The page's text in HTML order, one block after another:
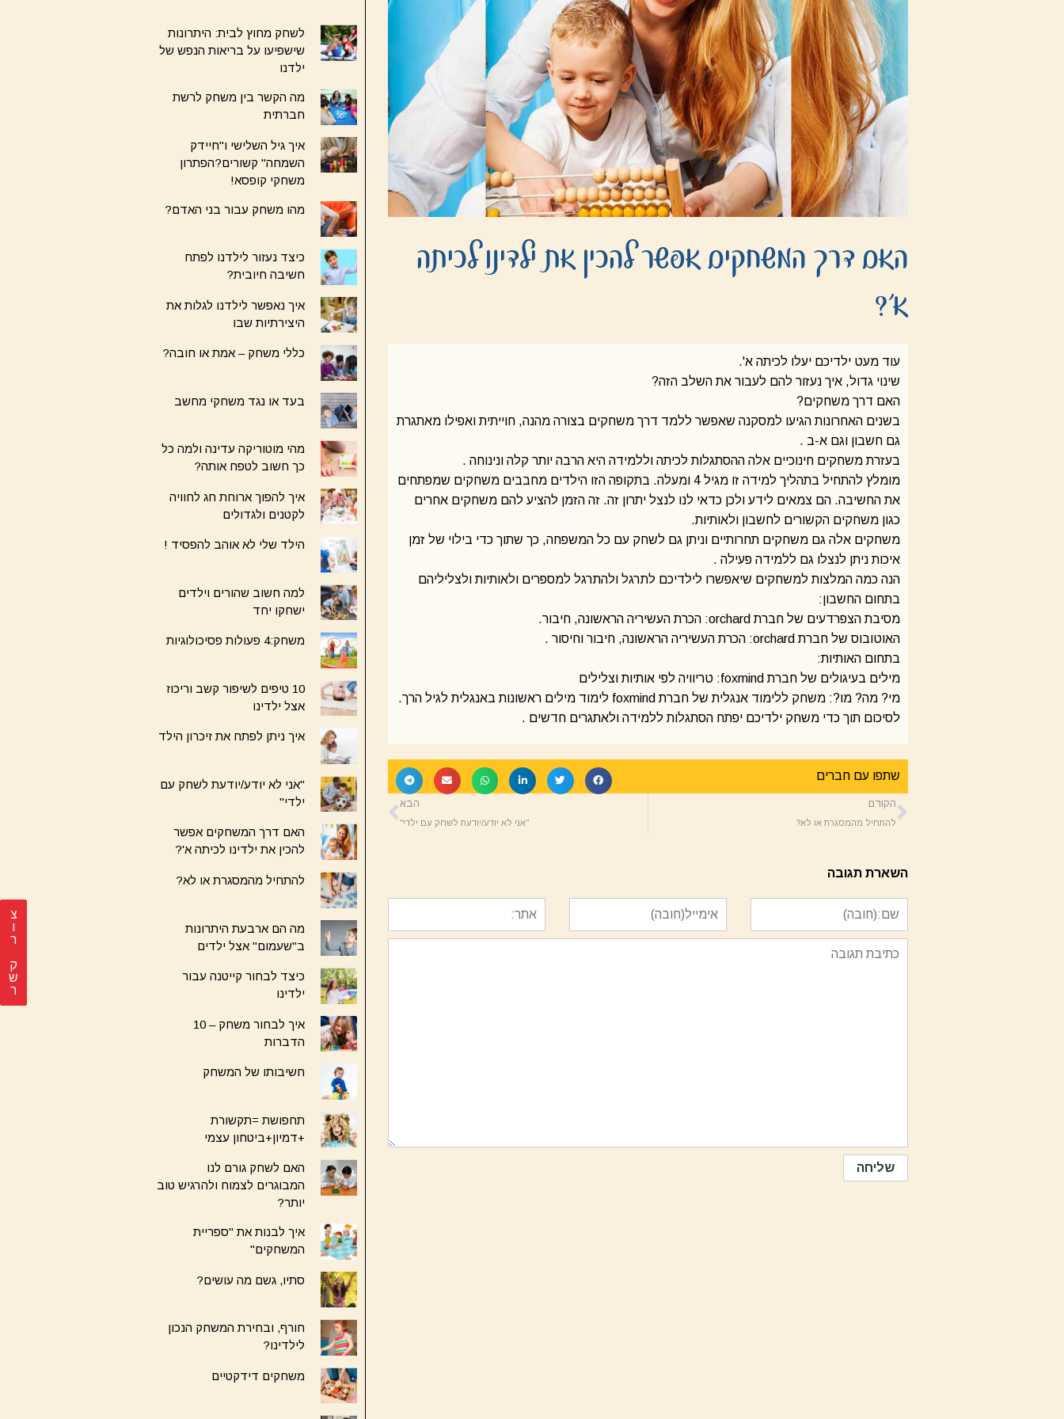
צ
ר
ק
ש
ר
האם דרך המשחקים אפשר להכין את ילדינו לכיתה
א'?
עוד מעט ילדיכם יעלו לכיתה א'.
שינוי גדול, איך נעזור להם לעבור את השלב הזה?
האם דרך משחקים?
בשנים האחרונות הגיעו למסקנה שאפשר ללמד דרך משחקים בצורה מהנה, חוייתית ואפילו מאתגרת
גם חשבון וגם א-ב .
בעזרת משחקים חינוכיים אלה ההסתגלות לכיתה וללמידה היא הרבה יותר קלה ונינוחה .
מומלץ להתחיל בתהליך למידה זו מגיל 4 ומעלה. בתקופה הזו הילדים מחבבים משחקים שמפתחים
את החשיבה. הם צמאים לידע ולכן כדאי לנו לנצל יתרון זה. זה הזמן להציע להם משחקים אחרים
כגון משחקים הקשורים לחשבון ולאותיות.
משחקים אלה גם משחקים תחרותיים וניתן גם לשחק עם כל המשפחה, כך שתוך כדי בילוי של זמן
איכות ניתן לנצלו גם ללמידה פעילה .
הנה כמה המלצות למשחקים שיאפשרו לילדיכם לתרגל ולהתרגל למספרים ולאותיות ולצליליהם
בתחום החשבון:
מסיבת הצפרדעים של חברת orchard: הכרת העשיריה הראשונה, חיבור.
האוטובוס של חברת orchard: הכרת העשיריה הראשונה, חיבור וחיסור .
בתחום האותיות:
מילים בעיגולים של חברת foxmind: טריוויה לפי אותיות וצלילים
מי? מה? מו?: משחק ללימוד אנגלית של חברת foxmind לימוד מילים ראשונות באנגלית לגיל הרך.
לסיכום תוך כדי משחק ילדיכם יפתח הסתגלות ללמידה ולאתגרים חדשים .
שתפו עם חברים
הקודם
להתחיל מהמסגרת או לא?
הבא
"אני לא יודע/יודעת לשחק עם ילדי"
השארת תגובה
לשחק מחוץ לבית: היתרונות
שישפיעו על בריאות הנפש של
ילדנו
מה הקשר בין משחק לרשת
חברתית
איך גיל השלישי ו"חיידק
השמחה" קשורים?הפתרון
משחקי קופסא!
מהו משחק עבור בני האדם?
כיצד נעזור לילדנו לפתח
חשיבה חיובית?
איך נאפשר לילדנו לגלות את
היצירתיות שבו
כללי משחק – אמת או חובה?
בעד או נגד משחקי מחשב
מהי מוטוריקה עדינה ולמה כל
כך חשוב לטפח אותה?
איך להפוך ארוחת חג לחוויה
לקטנים ולגדולים
הילד שלי לא אוהב להפסיד !
למה חשוב שהורים וילדים
ישחקו יחד
משחק:4 פעולות פסיכולוגיות
10 טיפים לשיפור קשב וריכוז
אצל ילדינו
איך ניתן לפתח את זיכרון הילד
"אני לא יודע/יודעת לשחק עם
ילדי"
האם דרך המשחקים אפשר
להכין את ילדינו לכיתה א'?
להתחיל מהמסגרת או לא?
מה הם ארבעת היתרונות
ב"שעמום" אצל ילדים
כיצד לבחור קייטנה עבור
ילדינו
איך לבחור משחק – 10
הדברות
חשיבותו של המשחק
תחפושת =תקשורת
+דמיון+ביטחון עצמי
האם לשחק גורם לנו
המבוגרים לצמוח ולהרגיש טוב
יותר?
איך לבנות את "ספריית
המשחקים"
סתיו, גשם מה עושים?
חורף, ובחירת המשחק הנכון
לילדינו?
משחקים דידקטיים